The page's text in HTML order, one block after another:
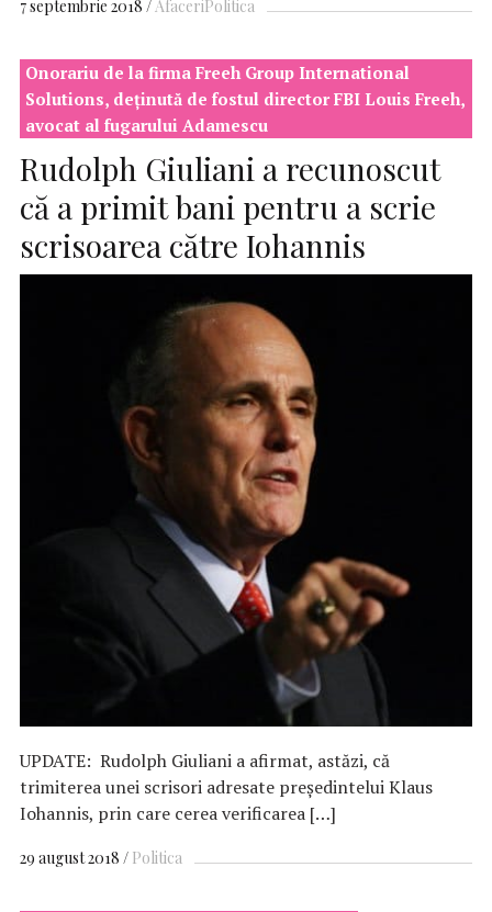
7 septembrie 2018 AfaceriPolitica
Onorariu de la firma Freeh Group International
Solutions, deținută de fostul director FBI Louis Freeh,
avocat al fugarului Adamescu
Rudolph Giuliani a recunoscut
că a primit bani pentru a scrie
scrisoarea către Iohannis
UPDATE: Rudolph Giuliani a afirmat, astăzi, că
trimiterea unei scrisori adresate președintelui Klaus
Iohannis, prin care cerea verificarea […]
29 august 2018 Politica